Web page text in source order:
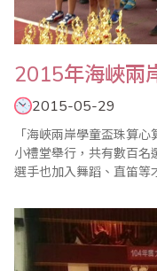
2015年海峽兩
2015-05-29
「海峽兩岸學童盃珠算
小禮堂舉行，共有數百
選手也加入舞蹈、直笛等